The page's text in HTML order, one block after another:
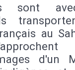
sont
au
d'un